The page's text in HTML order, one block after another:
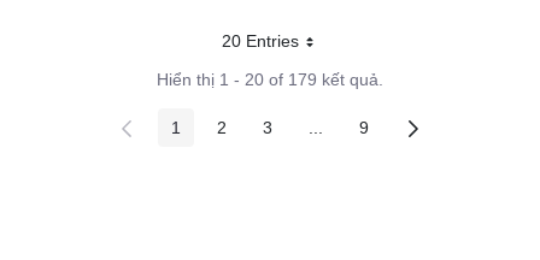
20 EntriesMỗi trang
Hiển thị 1 - 20 of 179 kết quả.
Các trang trên cổng
1 Các trang trên cổng
2 Các trang trên cổng
3 Các trang trung gian
Các trang trên cổng
9